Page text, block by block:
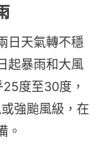
日天氣轉不穩
起暴雨和大風
度至30度，
強颱風級，在
。